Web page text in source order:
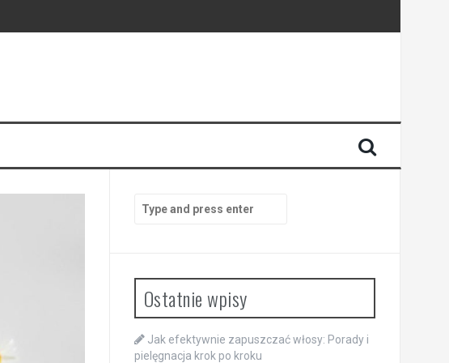
for:
Ostatnie wpisy
Jak efektywnie zapuszczać włosy: Porady i
pielęgnacja krok po kroku